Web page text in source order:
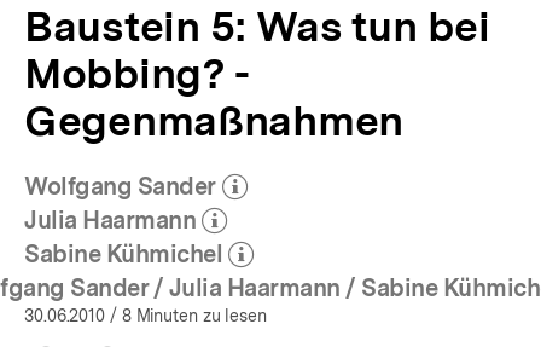
bei
uns
nicht?!
Baustein 5: Was tun bei
Mobbing? -
Gegenmaßnahmen
Wolfgang Sander
(Mehr zum Autor)
öffnen
Julia Haarmann
(Mehr zum Autor)
öffnen
Sabine Kühmichel
(Mehr zum Autor)
öffnen
Sander / Julia Haarmann / Sabine
30.06.2010 / 8 Minuten zu lesen